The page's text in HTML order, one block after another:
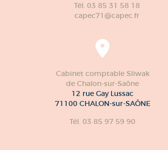
Tél. 03 85 31 58 18
capec71@capec.fr
Cabinet comptable Sliwak
de Chalon-sur-Saône
12 rue Gay Lussac
71100 CHALON-sur-SAÔNE
Tél. 03 85 97 59 90